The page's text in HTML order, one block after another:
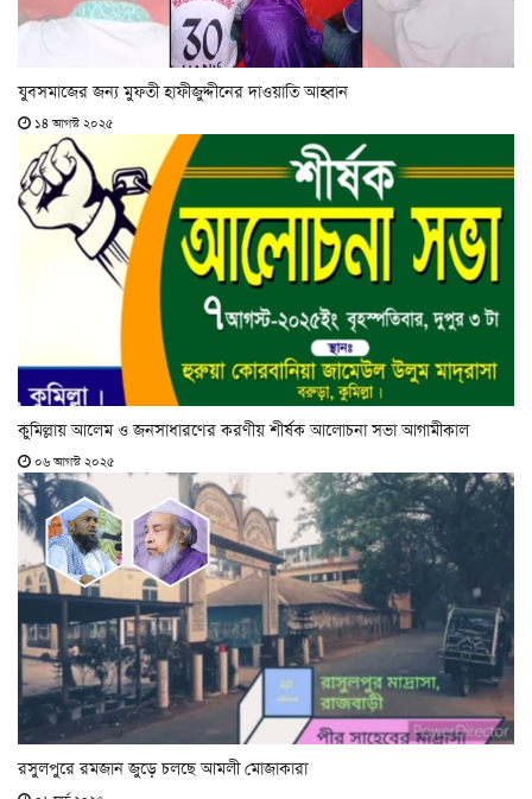
যুবসমাজের জন্য মুফতী হাফীজুদ্দীনের দাওয়াতি আহ্বান
১৪ আগস্ট ২০২৫
কুমিল্লায় আলেম ও জনসাধারণের করণীয় শীর্ষক আলোচনা সভা আগামীকাল
০৬ আগস্ট ২০২৫
রসুলপুরে রমজান জুড়ে চলছে আমলী মোজাকারা